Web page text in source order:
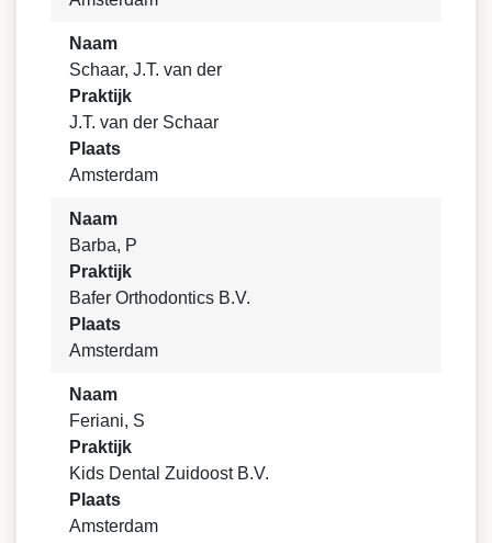
Naam
Schaar, J.T. van der
Praktijk
J.T. van der Schaar
Plaats
Amsterdam
Naam
Barba, P
Praktijk
Bafer Orthodontics B.V.
Plaats
Amsterdam
Naam
Feriani, S
Praktijk
Kids Dental Zuidoost B.V.
Plaats
Amsterdam